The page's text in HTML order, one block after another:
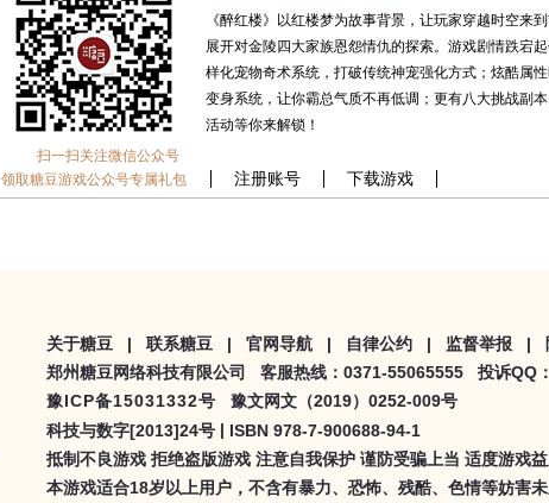
扫一扫关注微信公众号
领取糖豆游戏公众号专属礼包
注册账号 下载游戏
《醉红楼》以红楼梦为故事背景，让玩家穿越时空来
展开对金陵四大家族恩怨情仇的探索。游戏剧情跌宕
样化宠物奇术系统，打破传统神宠强化方式；炫酷属性
变身系统，让你霸总气质不再低调；更有八大挑战副
活动等你来解锁！
关于糖豆 | 联系糖豆 | 官网导航 | 自律公约 | 监督举报 |
郑州糖豆网络科技有限公司 客服热线：0371-55065555 投诉QQ
豫ICP备15031332号 豫文网文（2019）0252-009号
科技与数字[2013]24号 | ISBN 978-7-900688-94-1
抵制不良游戏 拒绝盗版游戏 注意自我保护 谨防受骗上当 适度游戏
本游戏适合18岁以上用户，不含有暴力、恐怖、残酷、色情等妨害